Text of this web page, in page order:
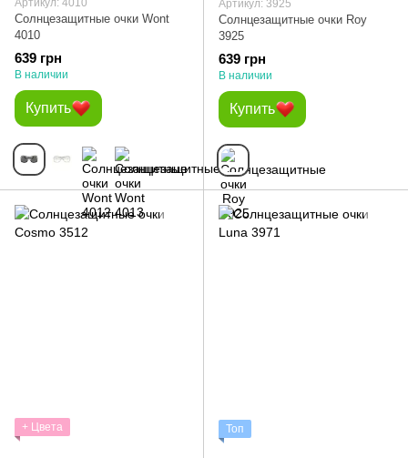
Артикул: 4010
Солнцезащитные очки Wont
4010
639 грн
В наличии
Купить
Артикул: 3925
Солнцезащитные очки Roy
3925
639 грн
В наличии
Купить
+ Цвета Топ